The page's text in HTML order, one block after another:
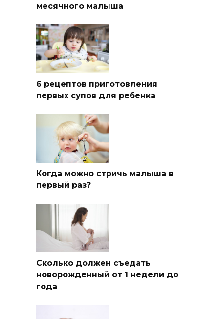
месячного малыша
6 рецептов приготовления
первых супов для ребенка
Когда можно стричь малыша в
первый раз?
Сколько должен съедать
новорожденный от 1 недели до
года